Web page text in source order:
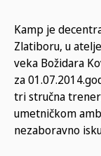
Kamp je
Zlatiboru, u
veka Božidara
za
tri stručna
umetničkom
nezaboravno